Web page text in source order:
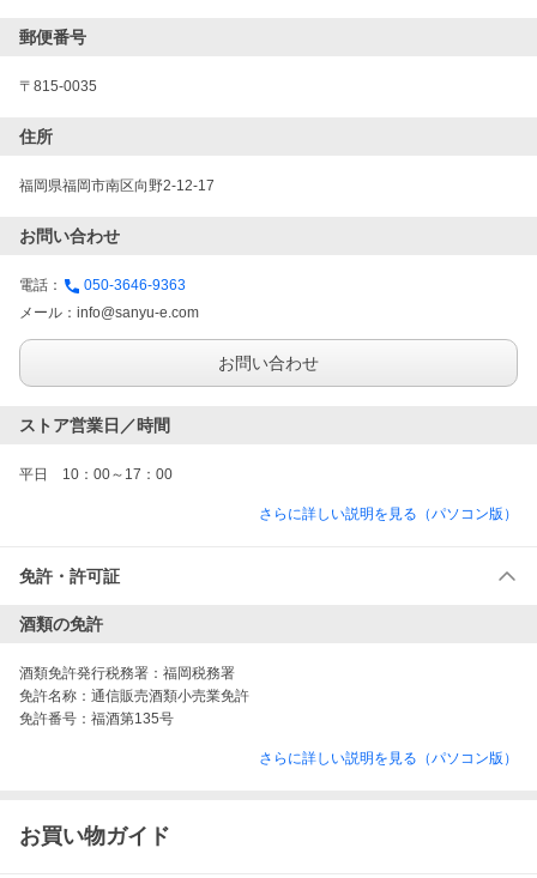
郵便番号
〒815-0035
住所
福岡県福岡市南区向野2-12-17
お問い合わせ
電話：
050-3646-9363
メール： info@sanyu-e.com
お問い合わせ
ストア営業日／時間
平日　10：00～17：00
さらに詳しい説明を見る（パソコン版）
免許・許可証
酒類の免許
酒類免許発行税務署： 福岡税務署
免許名称： 通信販売酒類小売業免許
免許番号： 福酒第135号
さらに詳しい説明を見る（パソコン版）
お買い物ガイド